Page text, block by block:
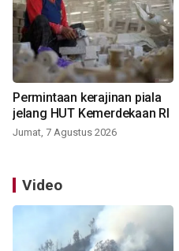
Permintaan kerajinan piala
jelang HUT Kemerdekaan RI
Jumat, 7 Agustus 2026
Video